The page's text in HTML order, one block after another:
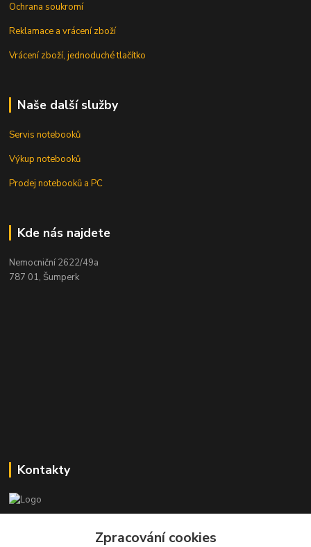
Ochrana soukromí
Reklamace a vrácení zboží
Vrácení zboží, jednoduché tlačítko
Naše další služby
Servis notebooků
Výkup notebooků
Prodej notebooků a PC
Kde nás najdete
Nemocniční 2622/49a
787 01, Šumperk
Kontakty
+420 601 366 545Zpracování cookies